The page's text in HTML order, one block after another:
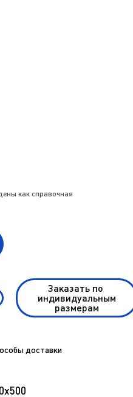
как справочная
Заказать по
индивидуальным
размерам
доставки